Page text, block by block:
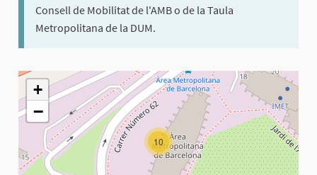
Consell de Mobilitat de l'AMB o de la Taula
Metropolitana de la DUM.
El siguiente elemento es un mapa que presenta los
10
+
−